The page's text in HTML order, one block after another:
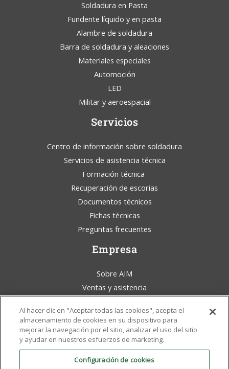
Soldadura en Pasta
Fundente líquido y en pasta
Alambre de soldadura
Barra de soldadura y aleaciones
Materiales especiales
Automoción
LED
Militar y aeroespacial
Servicios
Centro de información sobre soldadura
Servicios de asistencia técnica
Formación técnica
Recuperación de escorias
Documentos técnicos
Fichas técnicas
Preguntas frecuentes
Empresa
Sobre AIM
Ventas y asistencia
Condiciones generales
Aviso legal
Conciencia ambiental
Políticas y certificados
Al hacer clic en "Aceptar todas las cookies", acepta el
almacenamiento de cookies en su dispositivo para
mejorar la navegación por el sitio, analizar el uso del sitio
y ayudar en nuestros esfuerzos de marketing.
Configuración de cookies